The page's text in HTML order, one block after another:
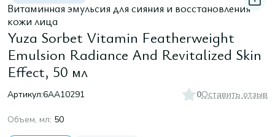
Витаминная эмульсия для сияния и восстановления
кожи лица
Yuza Sorbet Vitamin Featherweight
Emulsion Radiance And Revitalized Skin
Effect, 50 мл
Артикул:6AA10291 0Оставить отзыв
Объем, мл: 50